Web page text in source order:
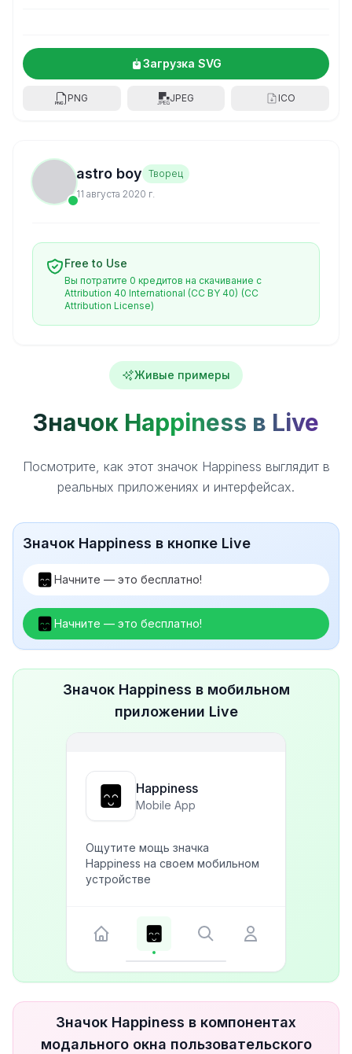
Загрузка SVG
PNG JPEG ICO
astro boy Творец
11 августа 2020 г.
Free to Use
Вы потратите 0 кредитов на скачивание с
Attribution 40 International (CC BY 40) (CC
Attribution License)
Живые примеры
Значок Happiness в Live
Посмотрите, как этот значок Happiness выглядит в
реальных приложениях и интерфейсах.
Значок Happiness в кнопке Live
Начните — это бесплатно!
Начните — это бесплатно!
Значок Happiness в мобильном
приложении Live
Happiness
Mobile App
Ощутите мощь значка
Happiness на своем мобильном
устройстве
Значок Happiness в компонентах
модального окна пользовательского